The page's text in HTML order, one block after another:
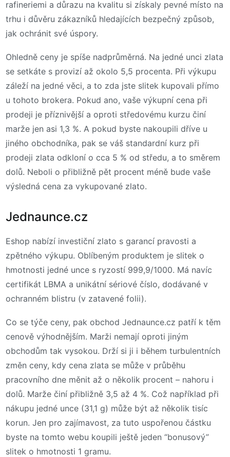
rafineriemi a důrazu na kvalitu si získaly pevné místo na
trhu i důvěru zákazníků hledajících bezpečný způsob,
jak ochránit své úspory.
Ohledně ceny je spíše nadprůměrná. Na jedné unci zlata
se setkáte s provizí až okolo 5,5 procenta. Při výkupu
záleží na jedné věci, a to zda jste slitek kupovali přímo
u tohoto brokera. Pokud ano, vaše výkupní cena při
prodeji je příznivější a oproti středovému kurzu činí
marže jen asi 1,3 %. A pokud byste nakoupili dříve u
jiného obchodníka, pak se váš standardní kurz při
prodeji zlata odkloní o cca 5 % od středu, a to směrem
dolů. Neboli o přibližně pět procent méně bude vaše
výsledná cena za vykupované zlato.
Jednaunce.cz
Eshop nabízí investiční zlato s garancí pravosti a
zpětného výkupu. Oblíbeným produktem je slitek o
hmotnosti jedné unce s ryzostí 999,9/1000. Má navíc
certifikát LBMA a unikátní sériové číslo, dodávané v
ochranném blistru (v zatavené folii).
Co se týče ceny, pak obchod Jednaunce.cz patří k těm
cenově výhodnějším. Marži nemají oproti jiným
obchodům tak vysokou. Drží si ji i během turbulentních
změn ceny, kdy cena zlata se může v průběhu
pracovního dne měnit až o několik procent – nahoru i
dolů. Marže činí přibližně 3,5 až 4 %. Což například při
nákupu jedné unce (31,1 g) může být až několik tisíc
korun. Jen pro zajímavost, za tuto uspořenou částku
byste na tomto webu koupili ještě jeden “bonusový”
slitek o hmotnosti 1 gramu.